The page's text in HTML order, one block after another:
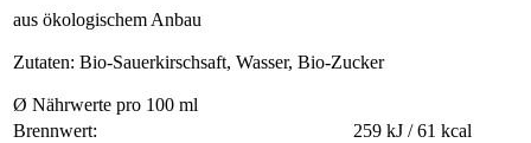
aus ökologischem Anbau
Zutaten: Bio-Sauerkirschsaft, Wasser, Bio-Zucker
Ø Nährwerte pro 100 ml
Brennwert:
259 kJ / 61 kcal